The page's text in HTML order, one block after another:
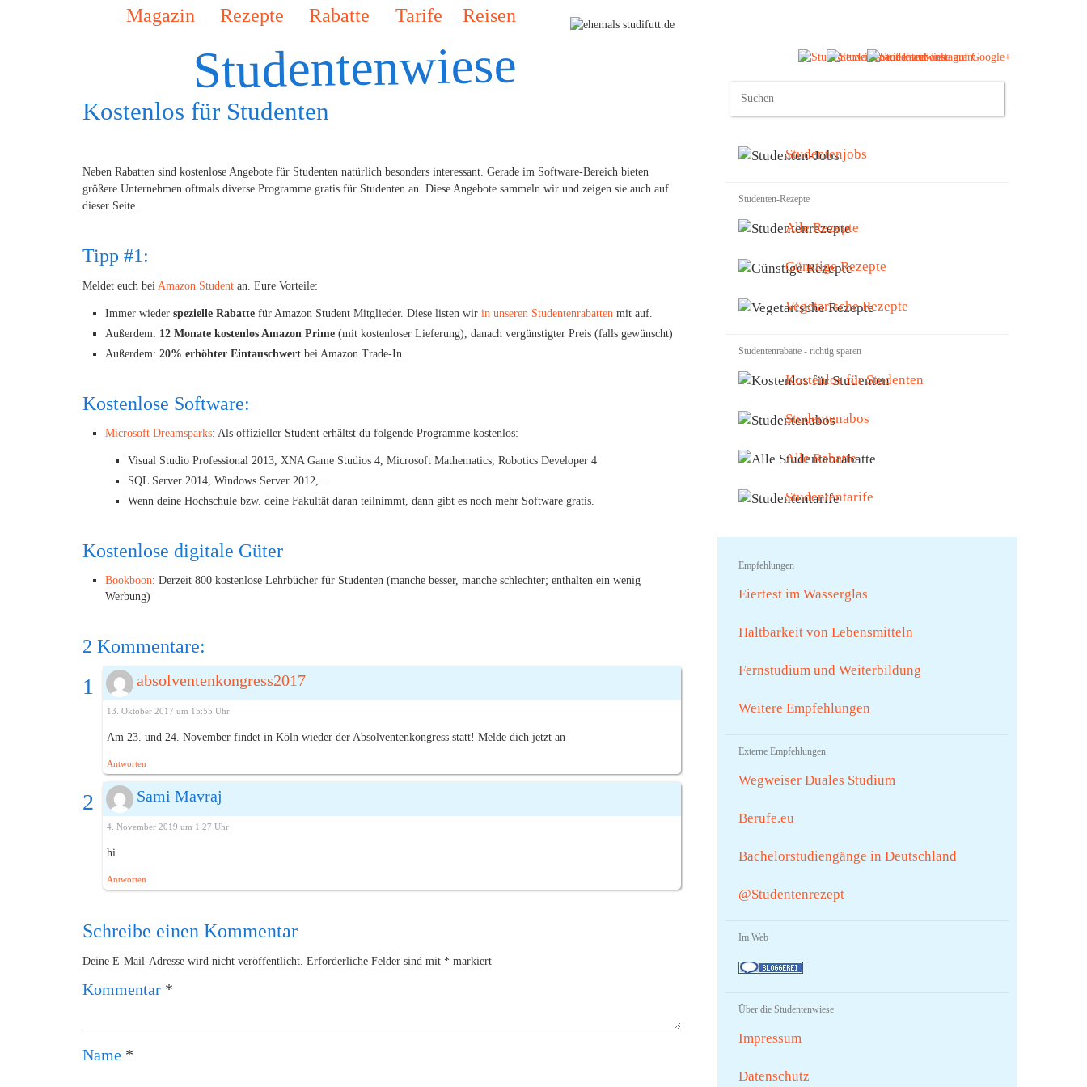
Studentenwiese
Magazin Rezepte Rabatte Tarife Reisen
Kostenlos für Studenten
Neben Rabatten sind kostenlose Angebote für Studenten natürlich besonders interessant. Gerade im Software-Bereich bieten
größere Unternehmen oftmals diverse Programme gratis für Studenten an. Diese Angebote sammeln wir und zeigen sie auch auf
dieser Seite.
Tipp #1:
Meldet euch bei Amazon Student an. Eure Vorteile:
Immer wieder spezielle Rabatte für Amazon Student Mitglieder. Diese listen wir in unseren Studentenrabatten mit auf.
Außerdem: 12 Monate kostenlos Amazon Prime (mit kostenloser Lieferung), danach vergünstigter Preis (falls gewünscht)
Außerdem: 20% erhöhter Eintauschwert bei Amazon Trade-In
Kostenlose Software:
Microsoft Dreamsparks: Als offizieller Student erhältst du folgende Programme kostenlos:
Visual Studio Professional 2013, XNA Game Studios 4, Microsoft Mathematics, Robotics Developer 4
SQL Server 2014, Windows Server 2012,…
Wenn deine Hochschule bzw. deine Fakultät daran teilnimmt, dann gibt es noch mehr Software gratis.
Kostenlose digitale Güter
Bookboon: Derzeit 800 kostenlose Lehrbücher für Studenten (manche besser, manche schlechter; enthalten ein wenig
Werbung)
2 Kommentare:
absolventenkongress2017
13. Oktober 2017 um 15:55 Uhr
Am 23. und 24. November findet in Köln wieder der Absolventenkongress statt! Melde dich jetzt an
Antworten
Sami Mavraj
4. November 2019 um 1:27 Uhr
hi
Antworten
Schreibe einen Kommentar
Deine E-Mail-Adresse wird nicht veröffentlicht. Erforderliche Felder sind mit * markiert
Kommentar *
Name *
Studentenjobs
Studenten-Rezepte
Alle Rezepte
Günstige Rezepte
Vegetarische Rezepte
Studentenrabatte - richtig sparen
Kostenlos für Studenten
Studentenabos
Alle Rabatte
Studententarife
Empfehlungen
Eiertest im Wasserglas
Haltbarkeit von Lebensmitteln
Fernstudium und Weiterbildung
Weitere Empfehlungen
Externe Empfehlungen
Wegweiser Duales Studium
Berufe.eu
Bachelorstudiengänge in Deutschland
@Studentenrezept
Im Web
Über die Studentenwiese
Impressum
Datenschutz